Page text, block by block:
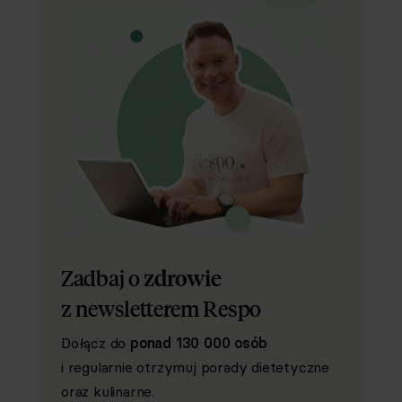
Zadbaj ozdrowie
z newsletterem Respo
Dołącz do ponad 130 000 osób
i regularnie otrzymuj porady dietetyczne
oraz kulinarne.